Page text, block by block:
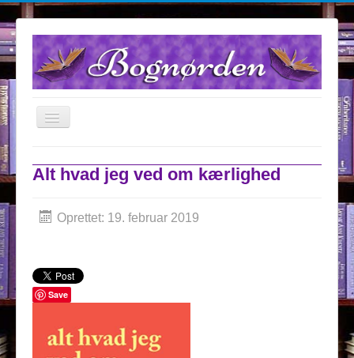
TPL_PROTOSTAR_TOGGLE_MENU
Anmeldelser
Om Bognørden
Konkurrencer
Alt hvad jeg ved om kærlighed
Oprettet: 19. februar 2019
Save